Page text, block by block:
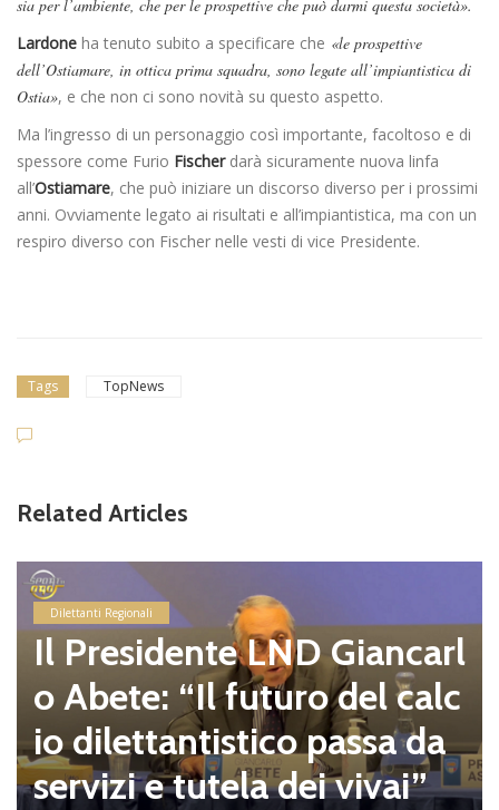
sia per l’ambiente, che per le prospettive che può darmi questa società».
Lardone ha tenuto subito a specificare che «le prospettive
dell’Ostiamare, in ottica prima squadra, sono legate all’impiantistica di
Ostia», e che non ci sono novità su questo aspetto.
Ma l’ingresso di un personaggio così importante, facoltoso e di
spessore come Furio Fischerdarà sicuramente nuova linfa
all’Ostiamare, che può iniziare un discorso diverso per i prossimi
anni. Ovviamente legato ai risultati e all’impiantistica, ma con un
respiro diverso con Fischer nelle vesti di vice Presidente.
Tags TopNews
Related Articles
Dilettanti Regionali
Il Presidente LND Giancarl
o Abete: “Il futuro del calc
io dilettantistico passa da
servizi e tutela dei vivai”